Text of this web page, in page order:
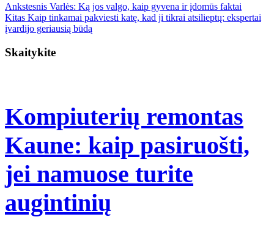
Navigacija
tarp
Ankstesnis Previous
post:
Varlės: Ką jos valgo, kaip gyvena ir įdomūs faktai
Kitas Next
post:
Kaip tinkamai pakviesti katę, kad ji tikrai atsilieptų: ekspertai
įvardijo geriausią būdą
Skaitykite
Kompiuterių remontas
Kaune: kaip pasiruošti,
jei namuose turite
augintinių